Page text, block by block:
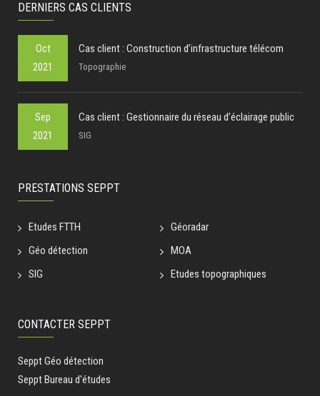
DERNIERS CAS CLIENTS
Oct
2021
Cas client : Construction d’infrastructure télécom
Topographie
Sep
2021
Cas client : Gestionnaire du réseau d’éclairage public
SIG
PRESTATIONS SEPPT
Etudes FTTH
Géoradar
Géo détection
MOA
SIG
Etudes topographiques
CONTACTER SEPPT
Seppt Géo détection
Seppt Bureau d'études